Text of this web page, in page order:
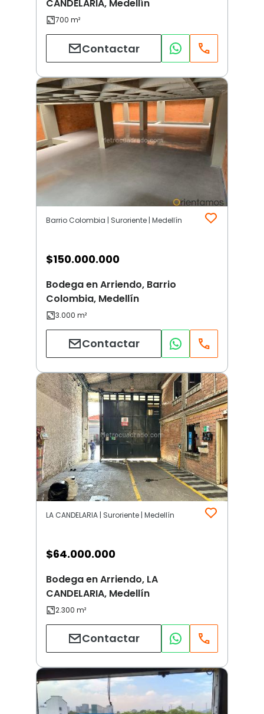
CANDELARIA, Medellín
Contactar
Barrio Colombia | Suroriente | Medellín
$150.000.000
Bodega en Arriendo, Barrio
Colombia, Medellín
Contactar
LA CANDELARIA | Suroriente | Medellín
$64.000.000
Bodega en Arriendo, LA
CANDELARIA, Medellín
Contactar